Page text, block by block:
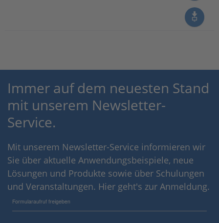
Immer auf dem neuesten Stand
mit unserem Newsletter-
Service.
Mit unserem Newsletter-Service informieren wir
Sie über aktuelle Anwendungsbeispiele, neue
Lösungen und Produkte sowie über Schulungen
und Veranstaltungen. Hier geht's zur Anmeldung.
Formularaufruf freigeben